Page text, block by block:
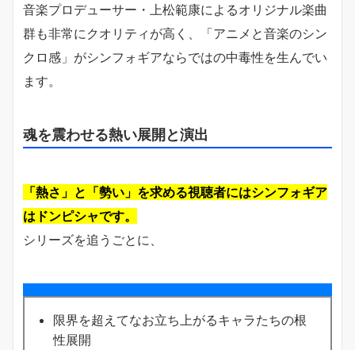
音楽プロデューサー・上松範康によるオリジナル楽曲
群も非常にクオリティが高く、「アニメと音楽のシン
クロ感」がシンフォギアならではの中毒性を生んでい
ます。
魂を震わせる熱い展開と演出
「熱さ」と「勢い」を求める視聴者にはシンフォギア
はドンピシャです。
シリーズを追うごとに、
限界を超えてなお立ち上がるキャラたちの根
性展開